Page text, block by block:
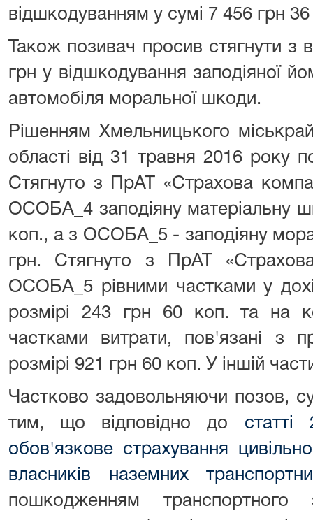
відшкодуванням у сумі 7 456 грн
Також позивач просив стягнути
грн у відшкодування заподіяної
автомобіля моральної шкоди.
Рішенням Хмельницького
області від 31 травня 2016 року
Стягнуто з ПрАТ «Страхова
ОСОБА_4 заподіяну матеріальну
коп., а з ОСОБА_5 - заподіяну
грн. Стягнуто з ПрАТ
ОСОБА_5 рівними частками у
розмірі 243 грн 60 коп. та на
частками витрати, пов'язані з
розмірі 921 грн 60 коп. У іншій
Частково задовольняючи позов,
тим, що відповідно до
обов'язкове страхування
власників наземних
пошкодженням транспортного